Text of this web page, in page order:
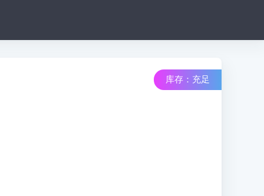
库存：0
库存：充足